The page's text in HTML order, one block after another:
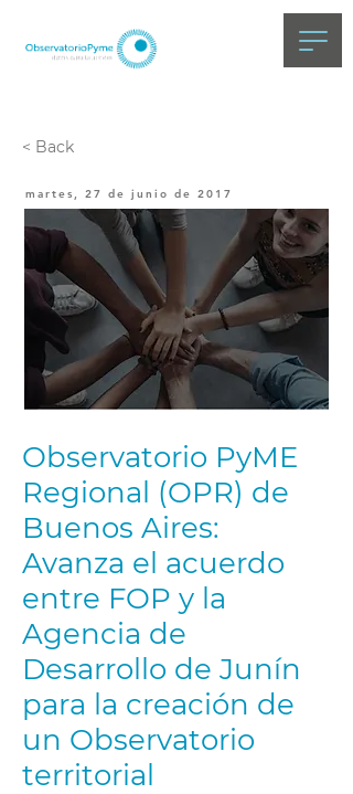
< Back
martes, 27 de junio de 2017
Observatorio PyME
Regional (OPR) de
Buenos Aires:
Avanza el acuerdo
entre FOP y la
Agencia de
Desarrollo de Junín
para la creación de
un Observatorio
territorial